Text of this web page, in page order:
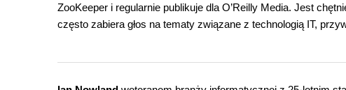
ZooKeeper i regularnie publikuje dla O’Reilly Media. Jest
często zabiera głos na tematy związane z technologią IT,